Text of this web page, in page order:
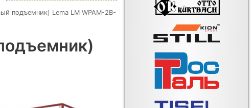
подъемник) Lema LM WPAM-2B-